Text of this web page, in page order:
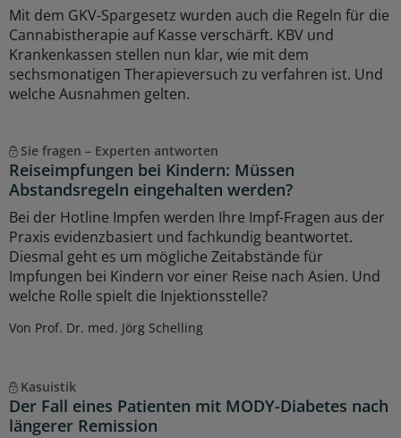
Mit dem GKV-Spargesetz wurden auch die Regeln für die
Cannabistherapie auf Kasse verschärft. KBV und
Krankenkassen stellen nun klar, wie mit dem
sechsmonatigen Therapieversuch zu verfahren ist. Und
welche Ausnahmen gelten.
Sie fragen – Experten antworten
Reiseimpfungen bei Kindern: Müssen
Abstandsregeln eingehalten werden?
Bei der Hotline Impfen werden Ihre Impf-Fragen aus der
Praxis evidenzbasiert und fachkundig beantwortet.
Diesmal geht es um mögliche Zeitabstände für
Impfungen bei Kindern vor einer Reise nach Asien. Und
welche Rolle spielt die Injektionsstelle?
Von Prof. Dr. med. Jörg Schelling
Kasuistik
Der Fall eines Patienten mit MODY-Diabetes nach
längerer Remission